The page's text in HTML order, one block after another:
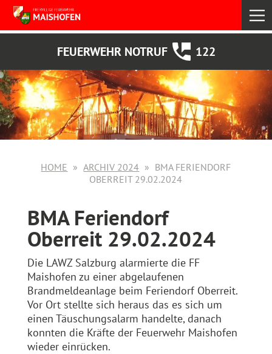
FEUERWEHR NOTRUF 122
HOME ARCHIV 2024
BMA FERIENDORF
OBERREIT 29.02.2024
BMA Feriendorf
Oberreit 29.02.2024
Die LAWZ Salzburg alarmierte die FF
Maishofen zu einer abgelaufenen
Brandmeldeanlage beim Feriendorf Oberreit.
Vor Ort stellte sich heraus das es sich um
einen Täuschungsalarm handelte, danach
konnten die Kräfte der Feuerwehr Maishofen
wieder einrücken.